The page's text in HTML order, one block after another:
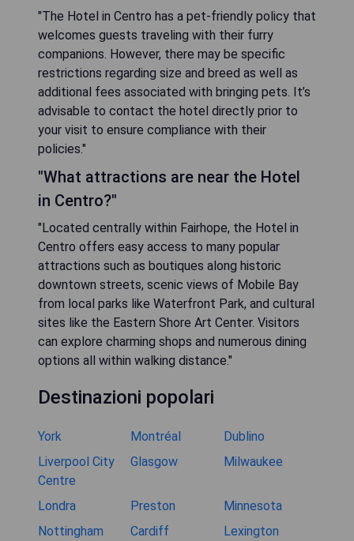
"The Hotel in Centro has a pet-friendly policy that
welcomes guests traveling with their furry
companions. However, there may be specific
restrictions regarding size and breed as well as
additional fees associated with bringing pets. It’s
advisable to contact the hotel directly prior to
your visit to ensure compliance with their
policies."
"What attractions are near the Hotel
in Centro?"
"Located centrally within Fairhope, the Hotel in
Centro offers easy access to many popular
attractions such as boutiques along historic
downtown streets, scenic views of Mobile Bay
from local parks like Waterfront Park, and cultural
sites like the Eastern Shore Art Center. Visitors
can explore charming shops and numerous dining
options all within walking distance."
Destinazioni popolari
York Montréal
Dublino
Liverpool City
Centre
Glasgow Milwaukee
Londra Preston
Minnesota
Nottingham
Cardiff Lexington